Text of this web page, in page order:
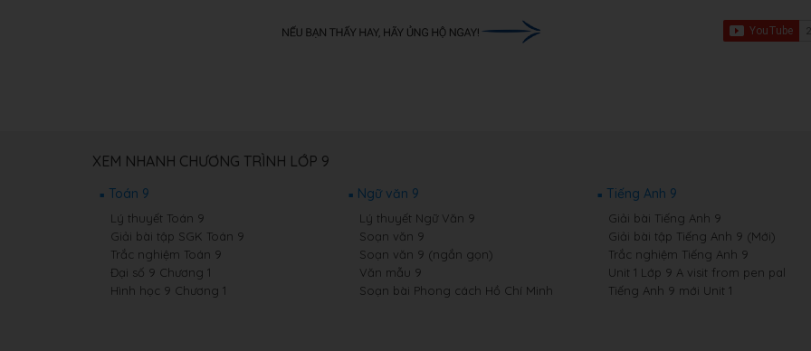
XEM NHANH CHƯƠNG TRÌNH LỚP 9
Toán 9
Lý thuyết Toán 9
Giải bài tập SGK Toán 9
Trắc nghiệm Toán 9
Đại số 9 Chương 1
Hình học 9 Chương 1
Ngữ văn 9
Lý thuyết Ngữ Văn 9
Soạn văn 9
Soạn văn 9 (ngắn gọn)
Văn mẫu 9
Soạn bài Phong cách Hồ Chí Minh
Tiếng Anh 9
Giải bài Tiếng Anh 9
Giải bài tập Tiếng Anh 9 (Mới)
Trắc nghiệm Tiếng Anh 9
Unit 1 Lớp 9 A visit from pen pal
Tiếng Anh 9 mới Unit 1